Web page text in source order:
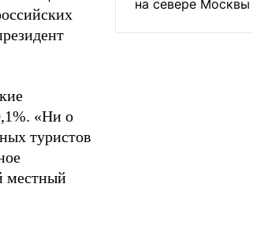
«Ни о
туристов
местный
на севере Москвы